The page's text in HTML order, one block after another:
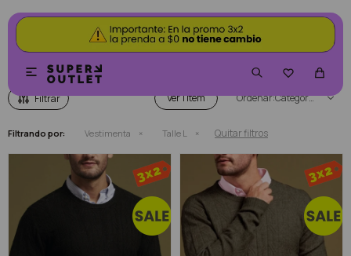


Ver Categoría
Filtrando por: Vestimenta Talle L Quitar filtros